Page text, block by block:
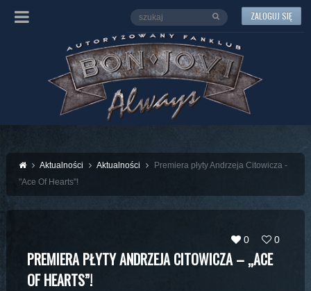
ZALOGUJ SIĘ
Aktualności Aktualności
Premiera płyty Andrzeja Citowicza -
"Ace Of Hearts"!
0 0
PREMIERA PŁYTY ANDRZEJA CITOWICZA – „ACE
OF HEARTS”!